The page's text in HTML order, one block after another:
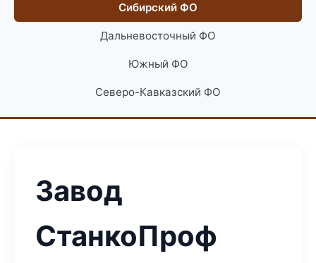
Сибирский ФО
Дальневосточный ФО
Южный ФО
Северо-Кавказский ФО
Завод
СтанкоПроф